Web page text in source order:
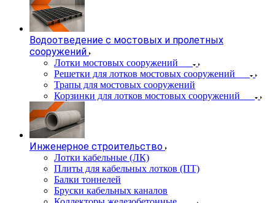
Водоотведение с мостовых и пролетных
сооружений
Лотки мостовых сооружений
Решетки для лотков мостовых сооружений
Трапы для мостовых сооружений
Корзинки для лотков мостовых сооружений
Инженерное строительство
Лотки кабельные (ЛК)
Плиты для кабельных лотков (ПТ)
Балки тоннелей
Бруски кабельных каналов